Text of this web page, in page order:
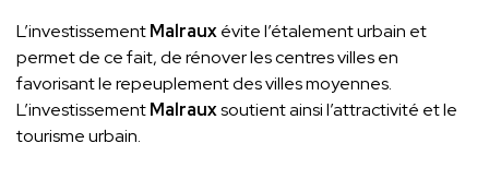
L’investissementMalrauxévite l’étalement urbain et
permet de ce fait, de rénover les centres villes en
favorisant le repeuplement des villes moyennes.
L’investissementMalrauxsoutient ainsi l’attractivité et le
tourisme urbain.